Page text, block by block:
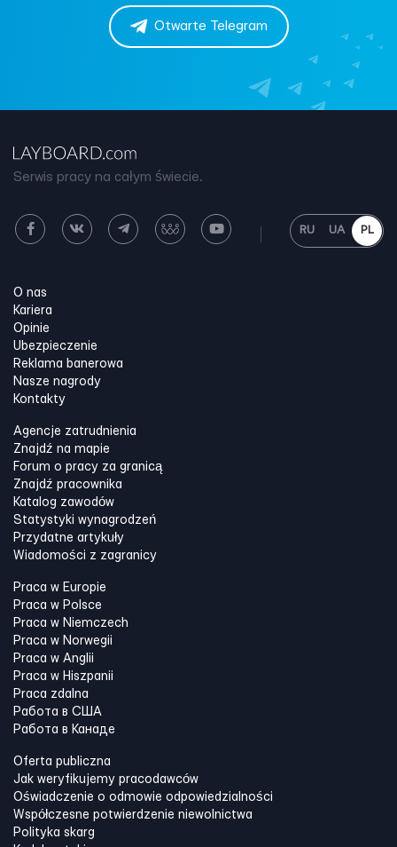
Otwarte Telegram
Serwis pracy na całym świecie.
RU UA PL
O nas
Kariera
Opinie
Ubezpieczenie
Reklama banerowa
Nasze nagrody
Kontakty
Agencje zatrudnienia
Znajdź na mapie
Forum o pracy za granicą
Znajdź pracownika
Katalog zawodów
Statystyki wynagrodzeń
Przydatne artykuły
Wiadomości z zagranicy
Praca w Europie
Praca w Polsce
Praca w Niemczech
Praca w Norwegii
Praca w Anglii
Praca w Hiszpanii
Praca zdalna
Работа в США
Работа в Канадe
Oferta publiczna
Jak weryfikujemy pracodawców
Oświadczenie o odmowie odpowiedzialności
Współczesne potwierdzenie niewolnictwa
Polityka skarg